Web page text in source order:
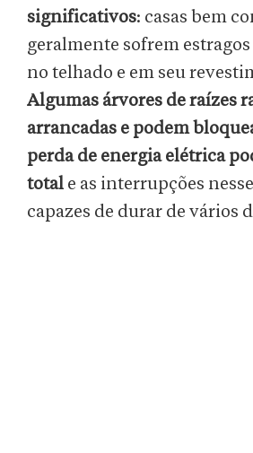
significativos: casas bem
geralmente sofrem
no telhado e em seu
Algumas árvores de raízes
arrancadas e podem
perda de energia elétrica
total e as interrupções
capazes de durar de vários